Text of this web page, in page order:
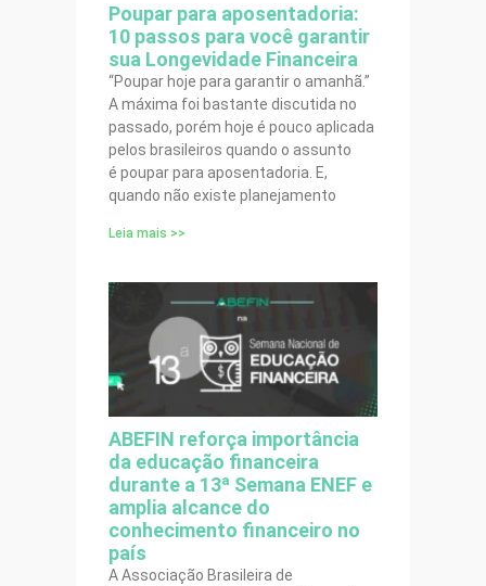
Poupar para aposentadoria:
10 passos para você garantir
sua Longevidade Financeira
“Poupar hoje para garantir o amanhã.”
A máxima foi bastante discutida no
passado, porém hoje é pouco aplicada
pelos brasileiros quando o assunto
é poupar para aposentadoria. E,
quando não existe planejamento
Leia mais >>
ABEFIN reforça importância
da educação financeira
durante a 13ª Semana ENEF e
amplia alcance do
conhecimento financeiro no
país
A Associação Brasileira de